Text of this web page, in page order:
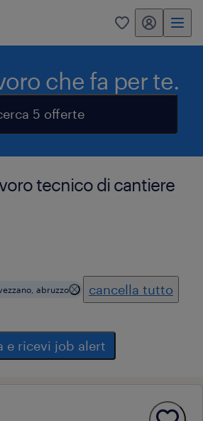
0 my randstad
che fa per te.
5 offerte
tecnico di cantiere
abruzzo cancella tutto
e ricevi job alert